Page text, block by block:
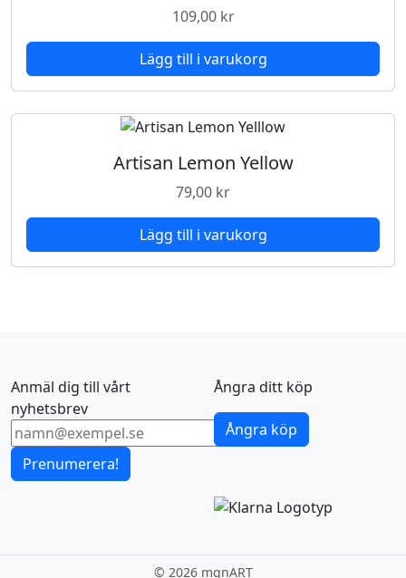
109,00 kr
Lägg till i varukorg
Artisan Lemon Yellow
79,00 kr
Lägg till i varukorg
Anmäl dig till vårt
nyhetsbrev
Prenumerera!
Ångra ditt köp
Ångra köp
© 2026 mgnART